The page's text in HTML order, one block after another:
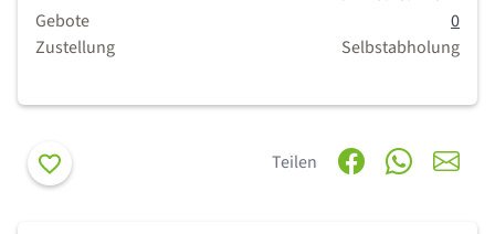
Gebote
0
Zustellung
Selbstabholung
Merken Teilen